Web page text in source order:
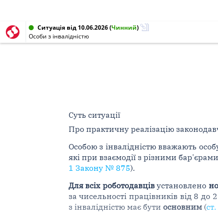
Ситуація від 10.06.2026(Чинний)
Особи з інвалідністю
Суть ситуації
Про практичну реалізацію
Особою з інвалідністю вважають
які при взаємодії з різними
1 Закону № 875).
Для всіх роботодавцівустановлено
за чисельності працівників від 8
з інвалідністю має бути основним(